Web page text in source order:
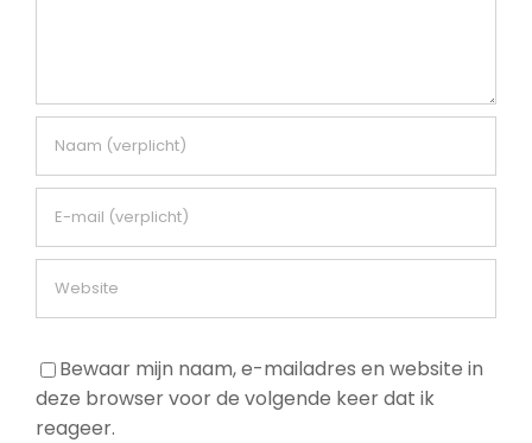
Bewaar mijn naam, e-mailadres en website in
deze browser voor de volgende keer dat ik
reageer.